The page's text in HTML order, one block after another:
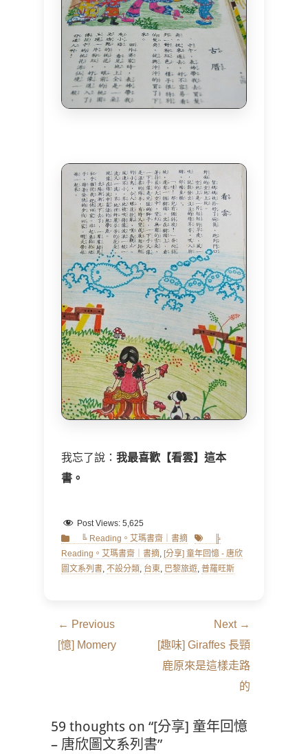
我忘了說： 我最喜歡【看雲】這本
書。
Post Views: 5,625
Categories
╚ Reading。艾瑪書齋｜書摘 Tags ╠
Reading。艾瑪書齋｜書摘, [分享] 童年回憶 - 唐欣
圖文系列書, 不設分類, 台東, 巴黎旅遊, 普羅旺斯
文
章
← Previous
Previous
[憶] Momery
Next →
Next
post:
[趣味] Giraffes 長頸
鹿原來是這樣走路
的
59 thoughts on “[分享] 童年回憶
– 唐欣圖文系列書”